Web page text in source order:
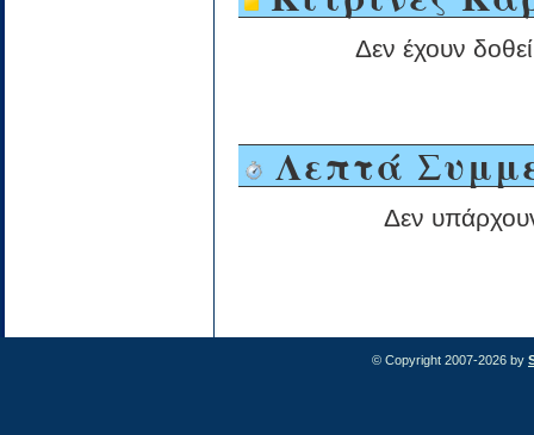
Δεν έχουν
Λεπτά
Δεν
© Copyright 2007-2026 by